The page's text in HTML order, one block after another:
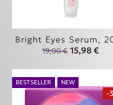
Bright Eyes Serum,
19,00€ Original
15,98 €Η
-
BESTSELLER NEW